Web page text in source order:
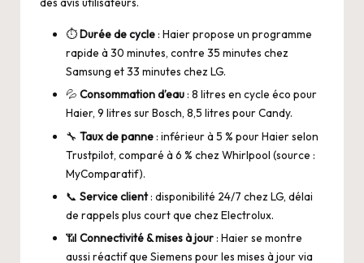
⏱️ Durée de cycle: Haier propose un programme
rapide à 30 minutes, contre 35 minutes chez
Samsung et 33 minutes chez LG.
💦 Consommation d’eau: 8 litres en cycle éco pour
Haier, 9 litres sur Bosch, 8,5 litres pour Candy.
🔧 Taux de panne: inférieur à 5 % pour Haier selon
Trustpilot, comparé à 6 % chez Whirlpool (source :
MyComparatif).
📞 Service client: disponibilité 24/7 chez LG, délai
de rappels plus court que chez Electrolux.
📶 Connectivité & mises à jour: Haier se montre
aussi réactif que Siemens pour les mises à jour via